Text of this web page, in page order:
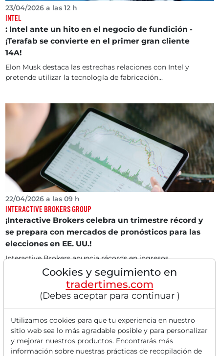
23/04/2026 a las 12 h
INTEL
: Intel ante un hito en el negocio de fundición -
¡Terafab se convierte en el primer gran cliente
14A!
Elon Musk destaca las estrechas relaciones con Intel y
pretende utilizar la tecnología de fabricación...
22/04/2026 a las 09 h
INTERACTIVE BROKERS GROUP
¡Interactive Brokers celebra un trimestre récord y
se prepara con mercados de pronósticos para las
elecciones en EE. UU.!
Interactive Brokers anuncia récords en ingresos,
crecimiento de clientes y actividades de trading....
Cookies y seguimiento en
tradertimes.com
(Debes aceptar para continuar )
Utilizamos cookies para que tu experiencia en nuestro
sitio web sea lo más agradable posible y para personalizar
y mejorar nuestros productos. Encontrarás más
información sobre nuestras prácticas de recopilación de